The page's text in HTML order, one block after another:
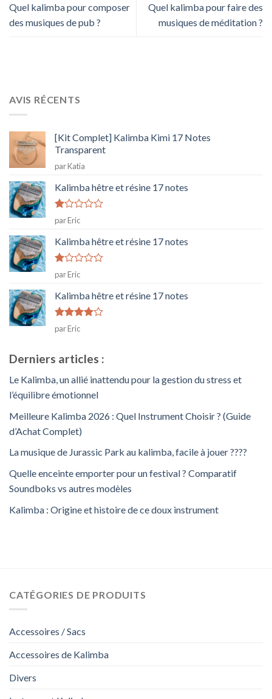
Quel kalimba pour composer
des musiques de pub ?
Quel kalimba pour faire des
musiques de méditation ?
AVIS RÉCENTS
[Kit Complet] Kalimba Kimi 17 Notes
Transparent
par Katia
Kalimba hêtre et résine 17 notes
Note
1
sur
5
par Eric
Kalimba hêtre et résine 17 notes
Note
1
sur
5
par Eric
Kalimba hêtre et résine 17 notes
Note4
sur 5
par Eric
Derniers articles :
Le Kalimba, un allié inattendu pour la gestion du stress et
l’équilibre émotionnel
Meilleure Kalimba 2026 : Quel Instrument Choisir ? (Guide
d’Achat Complet)
La musique de Jurassic Park au kalimba, facile à jouer ????
Quelle enceinte emporter pour un festival ? Comparatif
Soundboks vs autres modèles
Kalimba : Origine et histoire de ce doux instrument
CATÉGORIES DE PRODUITS
Accessoires / Sacs
Accessoires de Kalimba
Divers